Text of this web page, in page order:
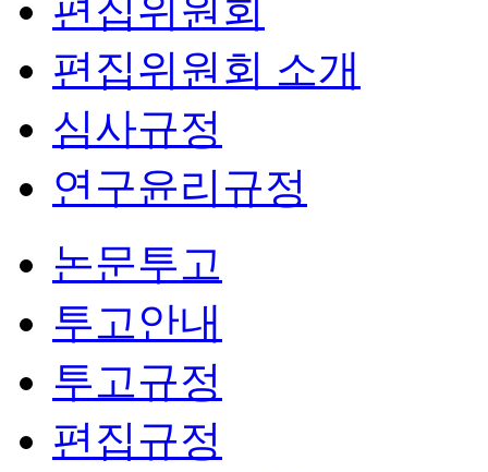
편집위원회
편집위원회 소개
심사규정
연구윤리규정
논문투고
투고안내
투고규정
편집규정